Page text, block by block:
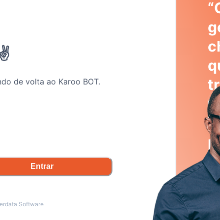
de volta ao Karoo BOT.
Entrar
Software